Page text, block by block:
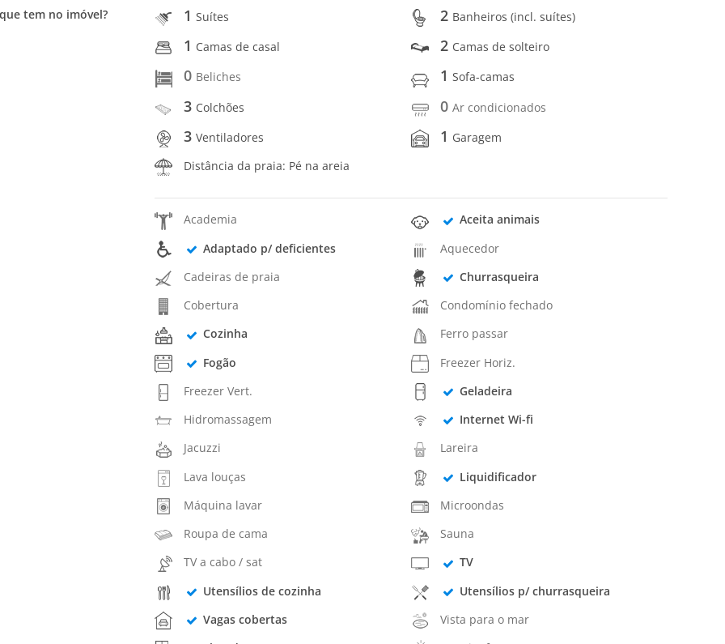
tem no imóvel? 1Suítes 2 Banheiros (incl. suítes)
1 Camas de casal 2 Camas de solteiro
0 Beliches 1Sofa-camas
3 Colchões 0Ar condicionados
3Ventiladores 1 Garagem
Distância da praia: Pé na areia
Academia
Aceita animais
Adaptado p/ deficientes
Aquecedor
Cadeiras de praia
Churrasqueira
Cobertura
Condomínio fechado
Cozinha
Ferro passar
Fogão
Freezer Horiz.
Freezer Vert.
Geladeira
Hidromassagem
Internet Wi-fi
Jacuzzi
Lareira
Lava louças
Liquidificador
Máquina lavar
Microondas
Roupa de cama
Sauna
TV a cabo / sat
TV
Utensílios de cozinha
Utensílios p/ churrasqueira
Vagas cobertas
Vista para o mar